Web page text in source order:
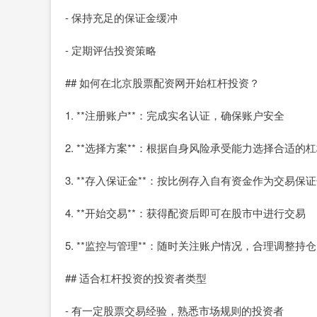
- 保持充足的保证金缓冲
- 定期评估投资策略
## 如何在北京股票配资网开始杠杆投资？
1. **注册账户**：完成实名认证，确保账户安全
2. **选择方案**：根据自身风险承受能力选择合适的
3. **存入保证金**：按比例存入自有资金作为交易保
4. **开始交易**：获得配资后即可在股市中进行交易
5. **监控与管理**：随时关注账户情况，合理调整持仓
## 适合杠杆投资的投资者类型
- 有一定股票交易经验，熟悉市场规则的投资者